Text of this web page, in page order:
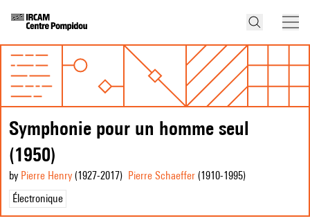
Symphonie pour un homme seul
(1950)
by Pierre Henry (1927-2017) Pierre Schaeffer (1910-1995)
Électronique